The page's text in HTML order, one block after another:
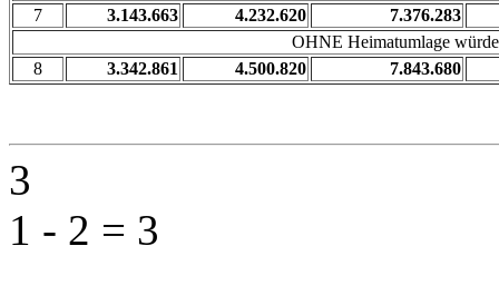
7
3.143.663 4.232.620
7.376.283
OHNE Heimatumlage
8
3.342.861 4.500.820 7.843.680
3
1 - 2 = 3